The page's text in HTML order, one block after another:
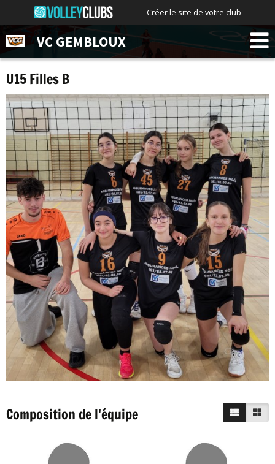
Créer le site de votre club
VC GEMBLOUX
U15 Filles B
Composition de l'équipe